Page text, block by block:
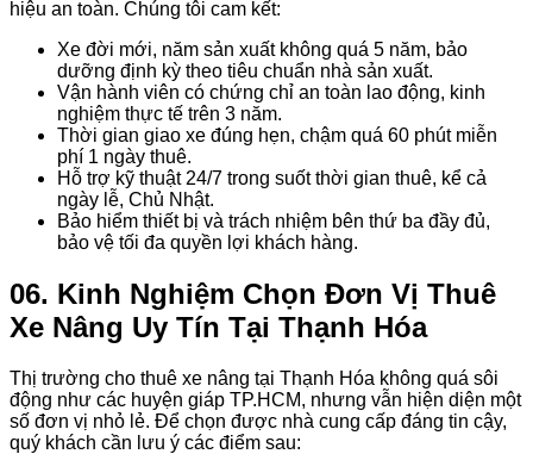
hiệu an toàn. Chúng tôi cam kết:
Xe đời mới, năm sản xuất không quá 5 năm, bảo
dưỡng định kỳ theo tiêu chuẩn nhà sản xuất.
Vận hành viên có chứng chỉ an toàn lao động, kinh
nghiệm thực tế trên 3 năm.
Thời gian giao xe đúng hẹn, chậm quá 60 phút miễn
phí 1 ngày thuê.
Hỗ trợ kỹ thuật 24/7 trong suốt thời gian thuê, kể cả
ngày lễ, Chủ Nhật.
Bảo hiểm thiết bị và trách nhiệm bên thứ ba đầy đủ,
bảo vệ tối đa quyền lợi khách hàng.
06. Kinh Nghiệm Chọn Đơn Vị Thuê
Xe Nâng Uy Tín Tại Thạnh Hóa
Thị trường cho thuê xe nâng tại Thạnh Hóa không quá sôi
động như các huyện giáp TP.HCM, nhưng vẫn hiện diện một
số đơn vị nhỏ lẻ. Để chọn được nhà cung cấp đáng tin cậy,
quý khách cần lưu ý các điểm sau: